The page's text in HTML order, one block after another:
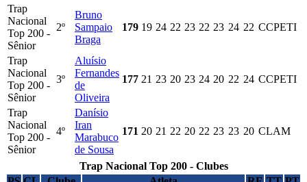
Trap
Nacional
Top 200 -
Sênior
2º
Bruno
Sampaio
Braga
179 19 24 22 23 22 23 24 22 CCPETI
Trap
Nacional
Top 200 -
Sênior
3º
Aluísio
Fernandes
de
Oliveira
177 21 23 20 23 24 20 22 24 CCPETI
Trap
Nacional
Top 200 -
Sênior
4º
Danísio
Iran
Marabuco
de Sousa
171 20 21 22 20 22 23 23 20 CLAM
Trap Nacional Top 200 - Clubes